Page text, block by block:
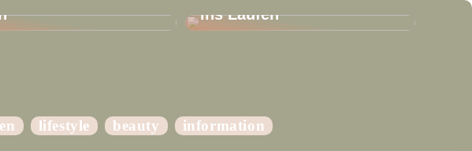
ins Laufen
lifestyle beauty information